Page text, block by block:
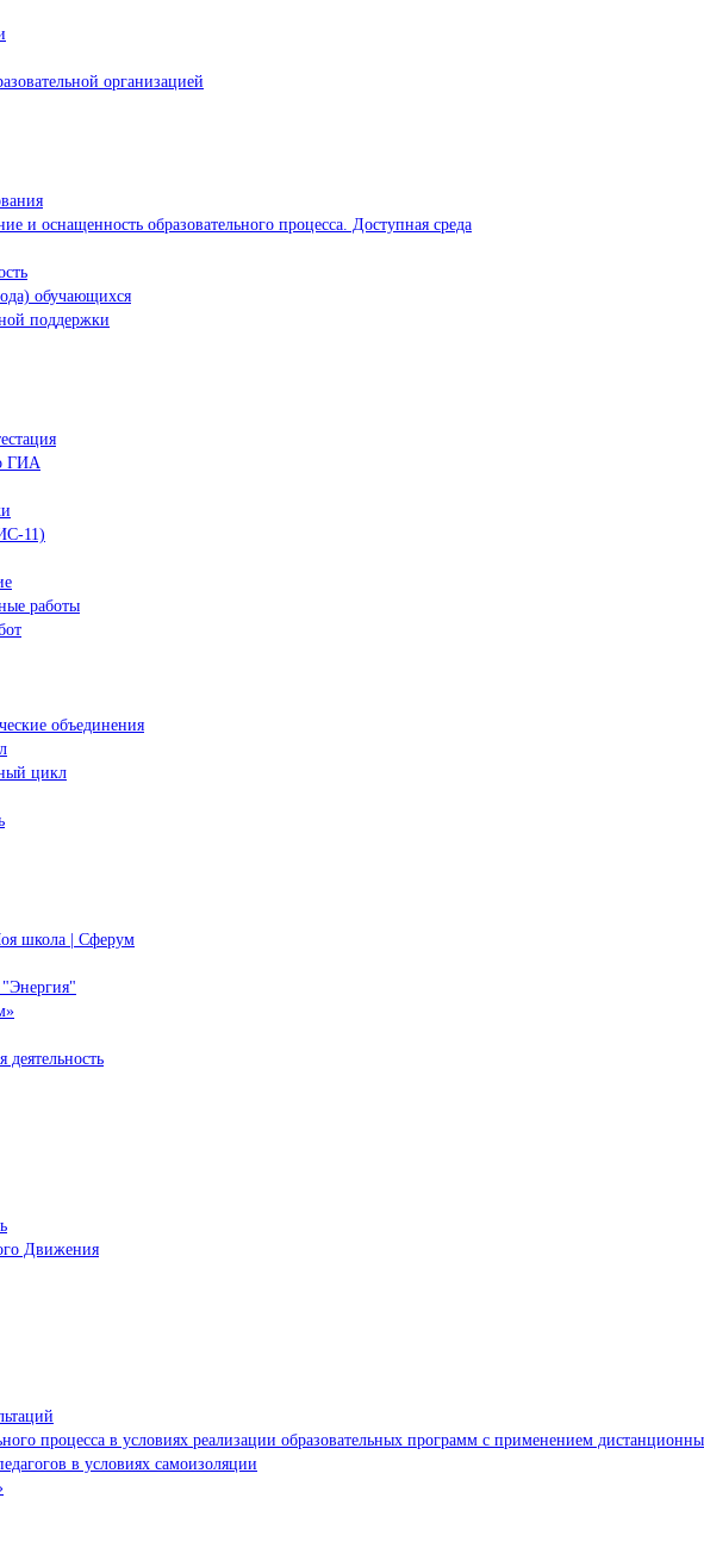
организацией
и оснащенность образовательного процесса. Доступная среда
обучающихся
поддержки
ГИА
11)
работы
объединения
цикл
школа | Сферум
деятельность
Движения
процесса в условиях реализации образовательных программ с применением
в условиях самоизоляции